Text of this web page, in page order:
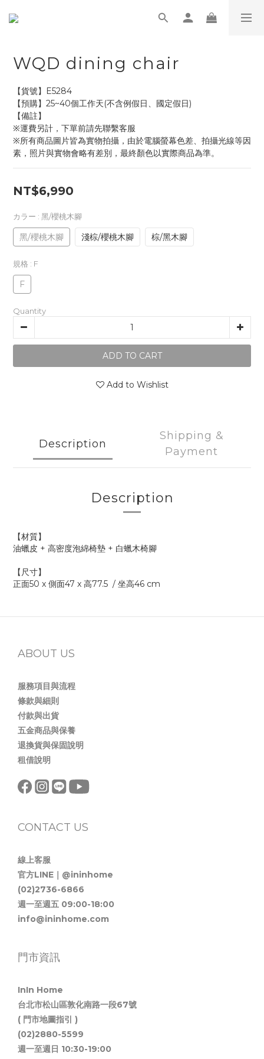
WQD dining chair
【貨號】E5284
【預購】25~40個工作天(不含例假日、國定假日)
【備註】
※運費另計，下單前請先聯繫客服
※所有商品圖片皆為實物拍攝，由於電腦螢幕色差、拍攝光線等因
素，照片與實物會略有差別，最終顏色以實際商品為準。
NT$6,990
カラー : 黑/櫻桃木腳
黑/櫻桃木腳 淺棕/櫻桃木腳 棕/黑木腳
規格 : F
F
Quantity
ADD TO CART
Add to Wishlist
Description
Shipping &
Payment
Description
【材質】
油蠟皮 + 高密度泡綿椅墊 + 白蠟木椅腳
【尺寸】
正面50 x 側面47 x 高77.5 / 坐高46 cm
ABOUT US
服務項目與流程
條款與細則
付款與出貨
五金商品與保養
退換貨與保固說明
租借說明
CONTACT US
線上客服
官方LINE｜@ininhome
(02)2736-6866
週一至週五 09:00-18:00
info@ininhome.com
門市資訊
InIn Home
台北市松山區敦化南路一段67號
( 門市地圖指引 )
(02)2880-5599
週一至週日 10:30-19:00